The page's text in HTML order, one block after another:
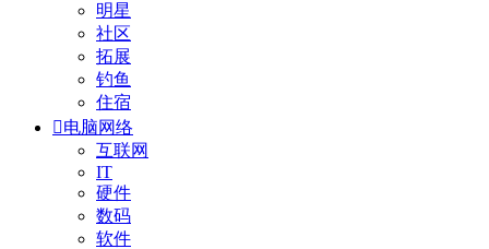
明星
社区
拓展
钓鱼
住宿
电脑网络
互联网
IT
硬件
数码
软件